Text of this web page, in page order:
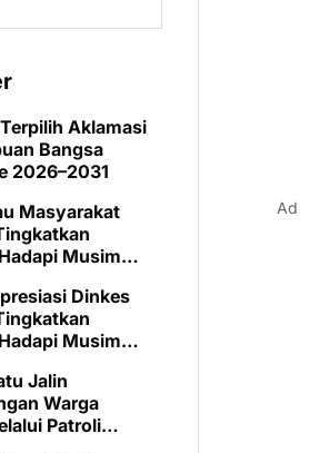
Aklamasi
Bangsa
2026–2031
Masyarakat
Musim
Dinkes
Musim
Jalin
Warga
Patroli
Ad